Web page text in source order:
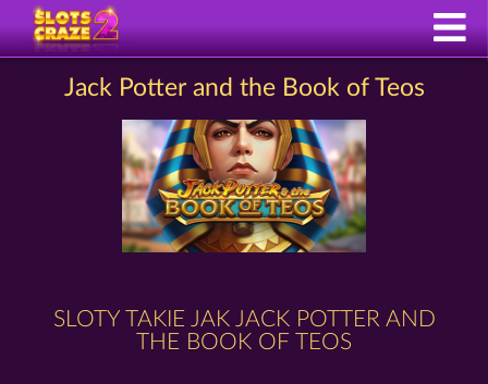
Jack Potter and the Book of Teos
SLOTY TAKIE JAK JACK POTTER AND
THE BOOK OF TEOS